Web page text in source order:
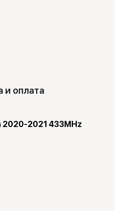
и оплата
2021 433MHz